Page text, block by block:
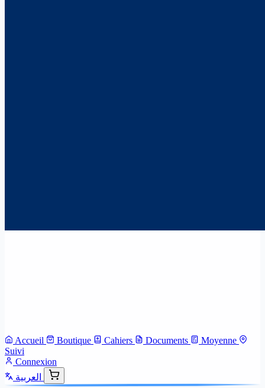
Accueil Boutique Cahiers Documents
Moyenne
Suivi
Connexion
العربية